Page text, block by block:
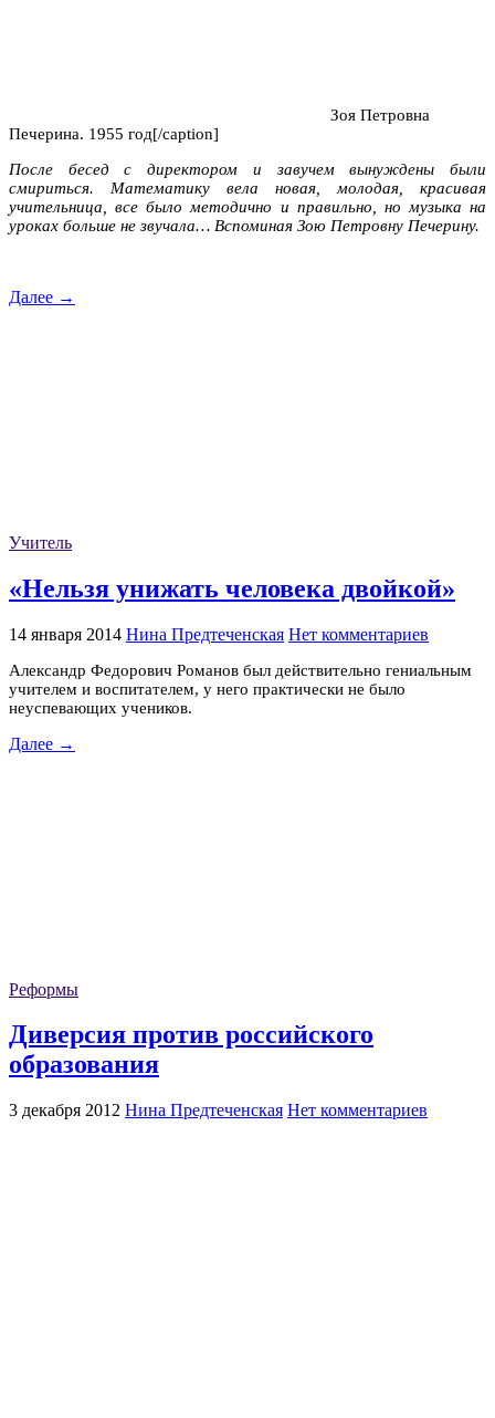
Зоя Петровна
Печерина. 1955 год[/caption]
После бесед с директором и завучем вынуждены были
смириться. Математику вела новая, молодая, красивая
учительница, все было методично и правильно, но музыка на
уроках больше не звучала… Вспоминая Зою Петровну Печерину.
Далее →
Учитель
«Нельзя унижать человека двойкой»
14 января 2014 Нина Предтеченская Нет комментариев
Александр Федорович Романов был действительно гениальным
учителем и воспитателем, у него практически не было
неуспевающих учеников.
Далее →
Реформы
Диверсия против российского
образования
3 декабря 2012 Нина Предтеченская Нет комментариев